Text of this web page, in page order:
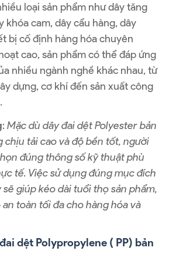
loại sản phẩm như dây tăng
khóa cam, dây cẩu hàng, dây
bị cố định hàng hóa chuyên
cao, sản phẩm có thể đáp ứng
nhiều ngành nghề khác nhau, từ
dựng, cơ khí đến sản xuất công
:Mặc dù dây đai dệt Polyester bản
chịu tải cao và độ bền tốt, người
đúng thông số kỹ thuật phù
tế. Việc sử dụng đúng mục đích
giúp kéo dài tuổi thọ sản phẩm,
toàn tối đa cho hàng hóa và
dệt Polypropylene ( PP) bản